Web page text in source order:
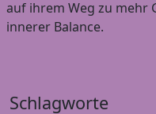
auf ihrem Weg zu mehr
innerer Balance.
Schlagworte